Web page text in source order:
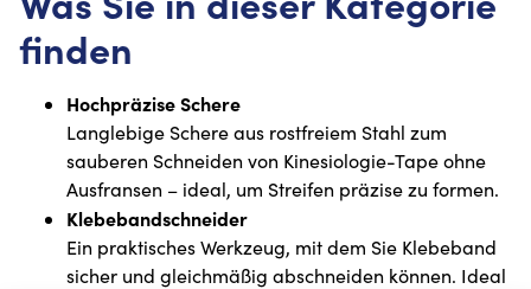
finden
Hochpräzise Schere
Langlebige Schere aus rostfreiem Stahl zum
sauberen Schneiden von Kinesiologie-Tape ohne
Ausfransen – ideal, um Streifen präzise zu formen.
Klebebandschneider
Ein praktisches Werkzeug, mit dem Sie Klebeband
sicher und gleichmäßig abschneiden können. Ideal